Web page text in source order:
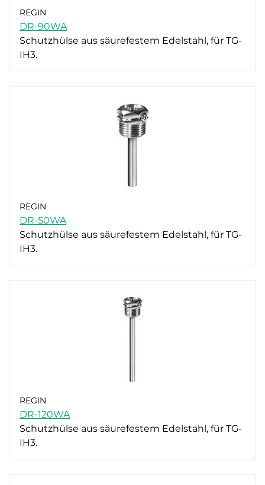
REGIN
DR-90WA
Schutzhülse aus säurefestem Edelstahl, für TG-
IH3.
REGIN
DR-50WA
Schutzhülse aus säurefestem Edelstahl, für TG-
IH3.
REGIN
DR-120WA
Schutzhülse aus säurefestem Edelstahl, für TG-
IH3.